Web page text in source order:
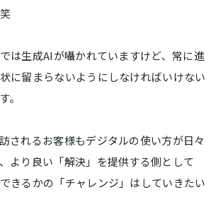
は生成AIが囁かれていますけど、常に進
に留まらないようにしなければいけない
。
されるお客様もデジタルの使い方が日々
より良い「解決」を提供する側として
きるかの「チャレンジ」はしていきたい